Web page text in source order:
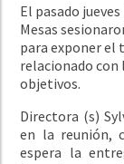
El pasado
Mesas
para exponer el
relacionado con
objetivos.
Directora (s)
en la reunión,
espera la